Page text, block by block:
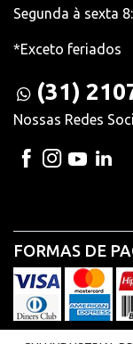
Segunda à sexta
*Exceto feriados
(31)
Nossas Redes
FORMAS DE